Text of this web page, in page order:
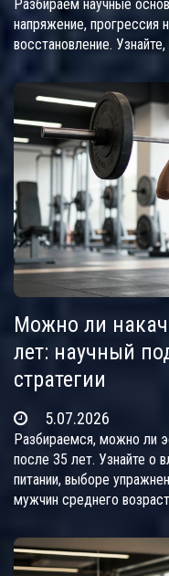
Разбираем научные
напряжение, прогрессия
восстановление.
Можно ли
лет: научный
стратегии
5.07.2026
Разбираемся, можно ли
после 35 лет. Узнайте о
питании, выборе
мужчин среднего